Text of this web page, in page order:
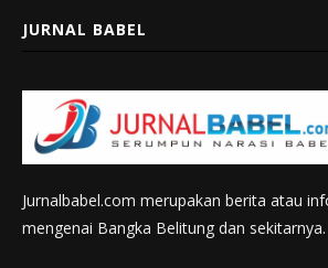
JURNAL BABEL
Jurnalbabel.com merupakan berita atau
mengenai Bangka Belitung dan sekitarnya.